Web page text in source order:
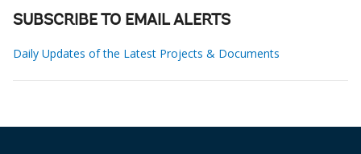
SUBSCRIBE TO EMAIL ALERTS
Daily Updates of the Latest Projects & Documents